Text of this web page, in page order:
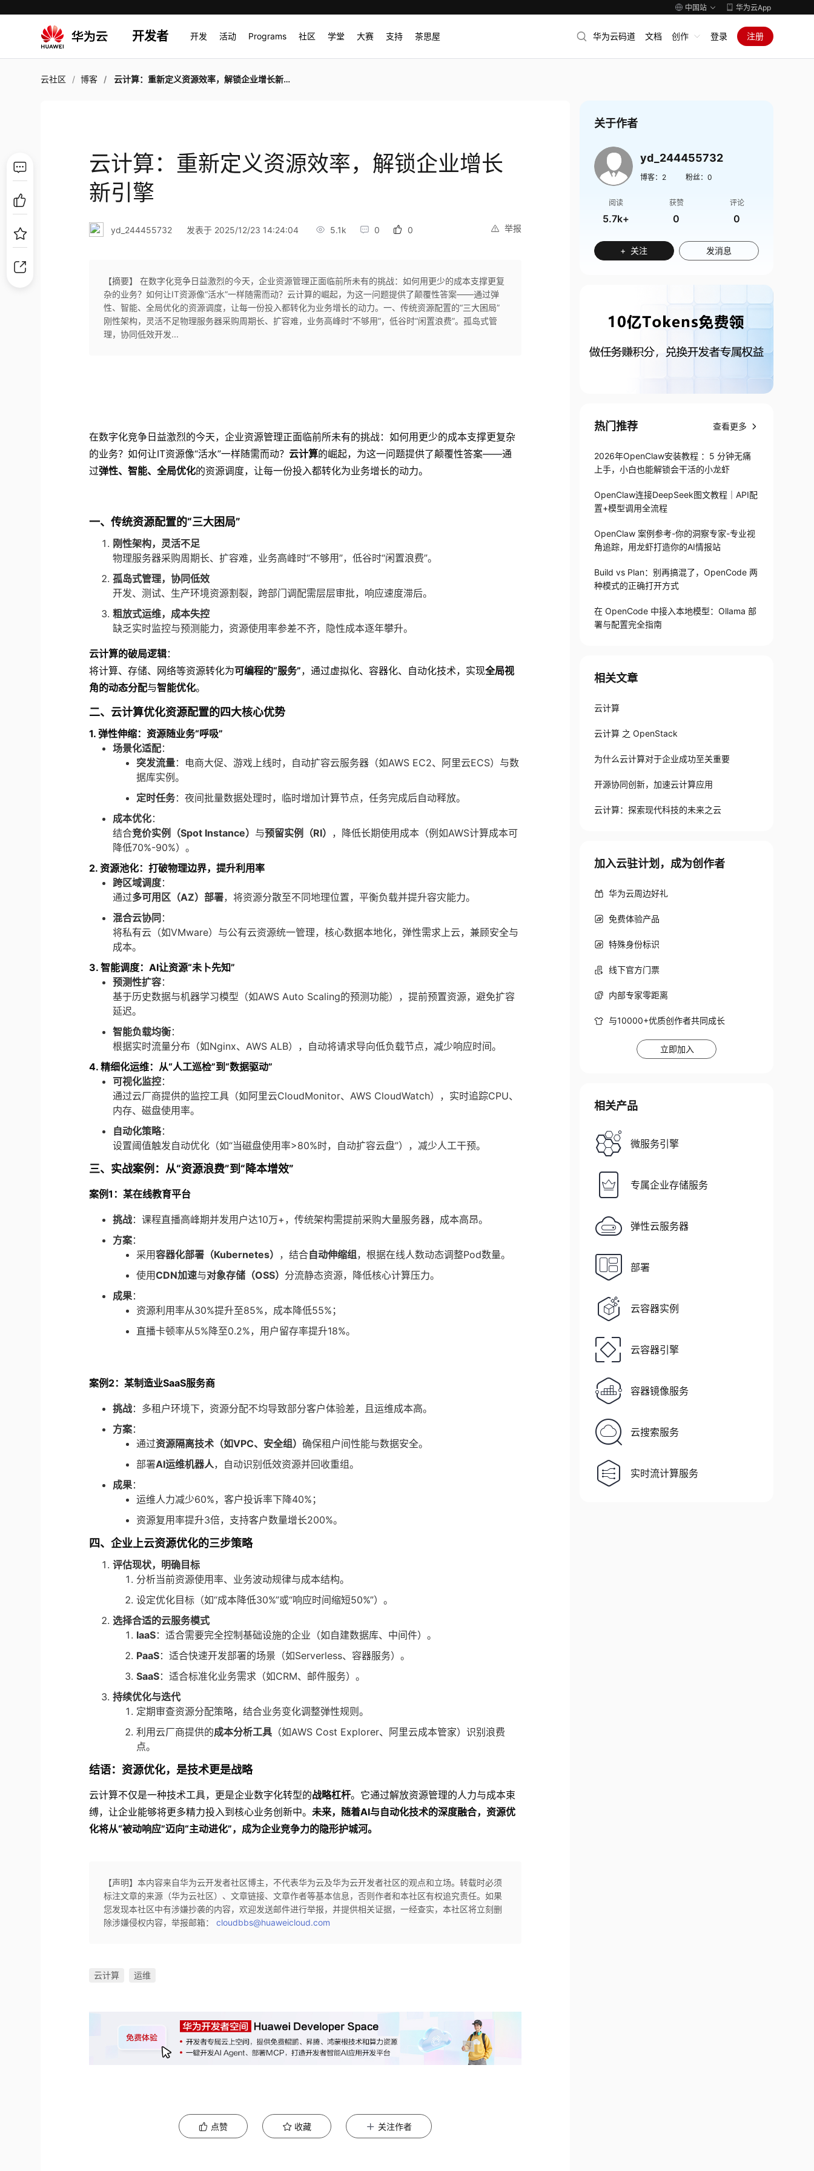
中国站 华为云App
开发者 开发 活动 Programs 社区 学堂 大赛 支持 茶思屋 华为云码道 文档 创作 登录 注册
云社区 博客 云计算：重新定义资源效率，解锁企业增长新引擎
云计算：重新定义资源效率，解锁企业增长
新引擎
举报
yd_244455732 发表于 2025/12/23 14:24:04 5.1k 0 0
【摘要】 在数字化竞争日益激烈的今天，企业资源管理正面临前所未有的挑战：如何用更少的成本支撑更复
杂的业务？如何让IT资源像“活水”一样随需而动？云计算的崛起，为这一问题提供了颠覆性答案——通过弹
性、智能、全局优化的资源调度，让每一份投入都转化为业务增长的动力。一、传统资源配置的“三大困局”
刚性架构，灵活不足物理服务器采购周期长、扩容难，业务高峰时“不够用”，低谷时“闲置浪费”。孤岛式管
理，协同低效开发...
在数字化竞争日益激烈的今天，企业资源管理正面临前所未有的挑战：如何用更少的成本支撑更复杂
的业务？如何让IT资源像“活水”一样随需而动？云计算的崛起，为这一问题提供了颠覆性答案——通
过弹性、智能、全局优化的资源调度，让每一份投入都转化为业务增长的动力。
一、传统资源配置的“三大困局”
刚性架构，灵活不足
物理服务器采购周期长、扩容难，业务高峰时“不够用”，低谷时“闲置浪费”。
孤岛式管理，协同低效
开发、测试、生产环境资源割裂，跨部门调配需层层审批，响应速度滞后。
粗放式运维，成本失控
缺乏实时监控与预测能力，资源使用率参差不齐，隐性成本逐年攀升。
云计算的破局逻辑：
将计算、存储、网络等资源转化为可编程的“服务”，通过虚拟化、容器化、自动化技术，实现全局视
角的动态分配与智能优化。
二、云计算优化资源配置的四大核心优势
1. 弹性伸缩：资源随业务“呼吸”
场景化适配：
突发流量：电商大促、游戏上线时，自动扩容云服务器（如AWS EC2、阿里云ECS）与数
据库实例。
定时任务：夜间批量数据处理时，临时增加计算节点，任务完成后自动释放。
成本优化：
结合竞价实例（Spot Instance） 与预留实例（RI） ，降低长期使用成本（例如AWS计算成本可
降低70%-90%）。
2. 资源池化：打破物理边界，提升利用率
跨区域调度：
通过多可用区（AZ）部署，将资源分散至不同地理位置，平衡负载并提升容灾能力。
混合云协同 ：
将私有云（如VMware）与公有云资源统一管理，核心数据本地化，弹性需求上云，兼顾安全与
成本。
3. 智能调度：AI让资源“未卜先知”
预测性扩容：
基于历史数据与机器学习模型（如AWS Auto Scaling的预测功能），提前预置资源，避免扩容
延迟。
智能负载均衡：
根据实时流量分布（如Nginx、AWS ALB），自动将请求导向低负载节点，减少响应时间。
4. 精细化运维：从“人工巡检”到“数据驱动”
可视化监控：
通过云厂商提供的监控工具（如阿里云CloudMonitor、AWS CloudWatch），实时追踪CPU、
内存、磁盘使用率。
自动化策略：
设置阈值触发自动优化（如“当磁盘使用率>80%时，自动扩容云盘”），减少人工干预。
三、实战案例：从“资源浪费”到“降本增效”
案例1：某在线教育平台
挑战：课程直播高峰期并发用户达10万+，传统架构需提前采购大量服务器，成本高昂。
方案：
采用容器化部署（Kubernetes） ，结合自动伸缩组，根据在线人数动态调整Pod数量。
使用CDN加速与对象存储（OSS） 分流静态资源，降低核心计算压力。
成果：
资源利用率从30%提升至85%，成本降低55%；
直播卡顿率从5%降至0.2%，用户留存率提升18%。
案例2：某制造业SaaS服务商
挑战：多租户环境下，资源分配不均导致部分客户体验差，且运维成本高。
方案：
通过资源隔离技术（如VPC、安全组）确保租户间性能与数据安全。
部署AI运维机器人，自动识别低效资源并回收重组。
成果：
运维人力减少60%，客户投诉率下降40%；
资源复用率提升3倍，支持客户数量增长200%。
四、企业上云资源优化的三步策略
评估现状，明确目标
分析当前资源使用率、业务波动规律与成本结构。
设定优化目标（如“成本降低30%”或“响应时间缩短50%”）。
选择合适的云服务模式
IaaS：适合需要完全控制基础设施的企业（如自建数据库、中间件）。
PaaS：适合快速开发部署的场景（如Serverless、容器服务）。
SaaS：适合标准化业务需求（如CRM、邮件服务）。
持续优化与迭代
定期审查资源分配策略，结合业务变化调整弹性规则。
利用云厂商提供的成本分析工具 （如AWS Cost Explorer、阿里云成本管家）识别浪费
点。
结语：资源优化，是技术更是战略
云计算不仅是一种技术工具，更是企业数字化转型的战略杠杆。它通过解放资源管理的人力与成本束
缚，让企业能够将更多精力投入到核心业务创新中。未来，随着AI与自动化技术的深度融合，资源优
化将从“被动响应”迈向“主动进化”，成为企业竞争力的隐形护城河。
【声明】本内容来自华为云开发者社区博主，不代表华为云及华为云开发者社区的观点和立场。转载时必须
标注文章的来源（华为云社区）、文章链接、文章作者等基本信息，否则作者和本社区有权追究责任。如果
您发现本社区中有涉嫌抄袭的内容，欢迎发送邮件进行举报，并提供相关证据，一经查实，本社区将立刻删
除涉嫌侵权内容，举报邮箱：cloudbbs@huaweicloud.com
云计算 运维
点赞 收藏 关注作者
关于作者
yd_244455732
博客： 2 粉丝： 0
阅读
5.7k+
获赞
0
评论
0
+ 关注 发消息
热门推荐 查看更多
2026年OpenClaw安装教程 ：5 分钟无痛
上手，小白也能解锁会干活的小龙虾
OpenClaw连接DeepSeek图文教程｜API配
置+模型调用全流程
OpenClaw 案例参考-你的洞察专家-专业视
角追踪，用龙虾打造你的AI情报站
Build vs Plan：别再搞混了，OpenCode 两
种模式的正确打开方式
在 OpenCode 中接入本地模型：Ollama 部
署与配置完全指南
相关文章
云计算
云计算 之 OpenStack
为什么云计算对于企业成功至关重要
开源协同创新，加速云计算应用
云计算：探索现代科技的未来之云
加入云驻计划，成为创作者
华为云周边好礼
免费体验产品
特殊身份标识
线下官方门票
内部专家零距离
与10000+优质创作者共同成长
立即加入
相关产品
微服务引擎
专属企业存储服务
弹性云服务器
部署
云容器实例
云容器引擎
容器镜像服务
云搜索服务
实时流计算服务